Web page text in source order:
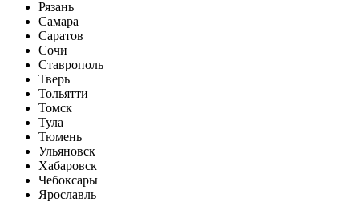
Рязань
Самара
Саратов
Сочи
Ставрополь
Тверь
Тольятти
Томск
Тула
Тюмень
Ульяновск
Хабаровск
Чебоксары
Ярославль